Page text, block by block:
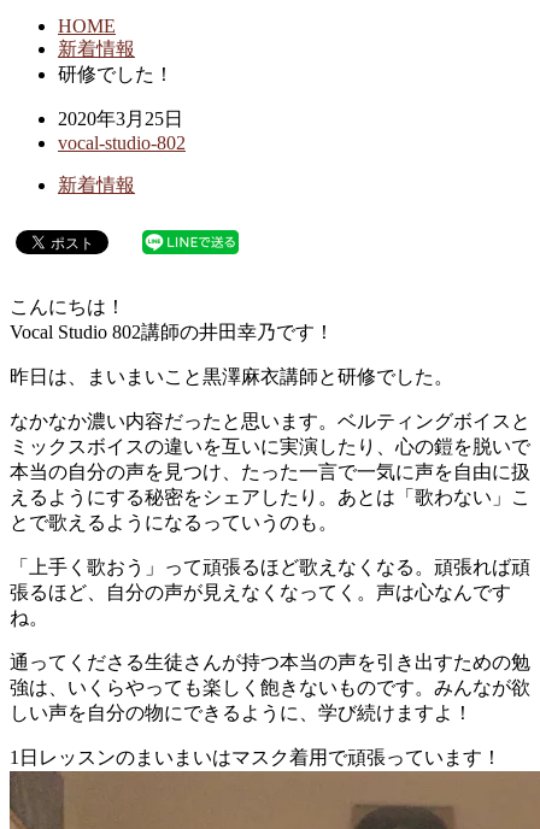
HOME
新着情報
研修でした！
2020年3月25日
vocal-studio-802
新着情報
こんにちは！
Vocal Studio 802講師の井田幸乃です！
昨日は、まいまいこと黒澤麻衣講師と研修でした。
なかなか濃い内容だったと思います。ベルティングボイスと
ミックスボイスの違いを互いに実演したり、心の鎧を脱いで
本当の自分の声を見つけ、たった一言で一気に声を自由に扱
えるようにする秘密をシェアしたり。あとは「歌わない」こ
とで歌えるようになるっていうのも。
「上手く歌おう」って頑張るほど歌えなくなる。頑張れば頑
張るほど、自分の声が見えなくなってく。声は心なんです
ね。
通ってくださる生徒さんが持つ本当の声を引き出すための勉
強は、いくらやっても楽しく飽きないものです。みんなが欲
しい声を自分の物にできるように、学び続けますよ！
1日レッスンのまいまいはマスク着用で頑張っています！